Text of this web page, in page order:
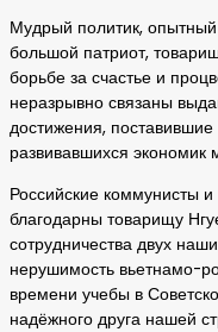
Мудрый политик, опытный
большой патриот,
борьбе за счастье и
неразрывно связаны
достижения,
развивавшихся экономик
Российские коммунисты
благодарны товарищу
сотрудничества двух
нерушимость вьетнамо-
времени учебы в
надёжного друга нашей